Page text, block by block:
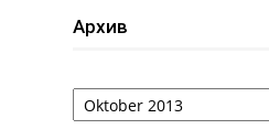
Архив
Архив